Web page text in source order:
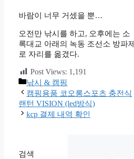
바람이 너무 거셌을 뿐…
오전만 낚시를 하고, 오후에는 소
록대교 아래의 녹동 조선소 방파제
로 자리를 옮겼다.
Post Views: 1,191
카
테
고
리
낚시 & 캠핑
캠핑용품 코오롱스포츠 충전식
랜턴 VISION (led방식)
kcp 결제 내역 확인
검색